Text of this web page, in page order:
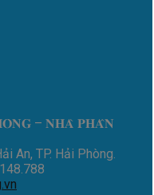
– 𝐍𝐇𝐀̀ 𝐏𝐇𝐀̂𝐍
An, TP. Hải Phòng.